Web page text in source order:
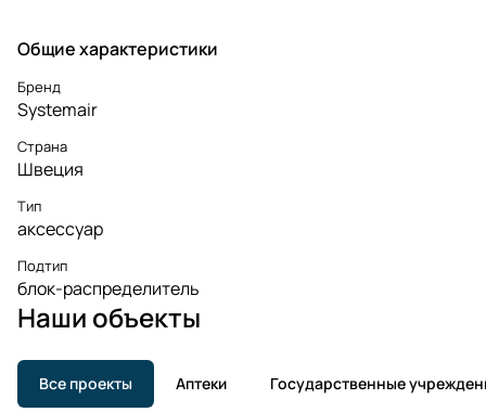
Общие характеристики
Бренд
Systemair
Страна
Швеция
Тип
аксессуар
Подтип
блок-распределитель
Наши объекты
Все проекты Аптеки Государственные